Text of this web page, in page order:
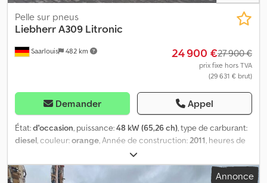
Saarlouis 482 km
Pelle sur pneus
LiebherrA309 Litronic
24 900 €27 900 €
prix fixe hors TVA
(29 631 € brut)
Demander Appel
État:d'occasion, puissance:48 kW (65,26 ch), type de carburant:
diesel, couleur:orange, Année de construction:2011, heures de
, Commande: Roue Poids à vide: 12.000
kg Dcsdsydag Depfx Abxok Marque moteur: Deutz
Annonce